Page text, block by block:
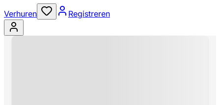
Verhuren Registreren